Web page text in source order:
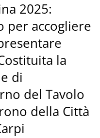
2025:
per accogliere
la
di
del Tavolo
della Città